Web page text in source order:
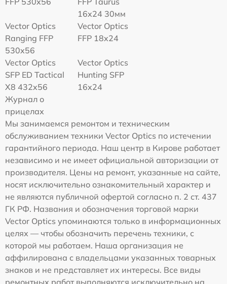
16x24 30мм
Vector Optics
Ranging FFP
530x56
Vector Optics
FFP 18x24
Vector Optics
SFP ED Tactical
X8 432x56
Vector Optics
Hunting SFP
16x24
Журнал о
прицелах
Мы занимаемся ремонтом и техническим
обслуживанием техники Vector Optics по истечении
гарантийного периода. Наш центр в Кирове работает
независимо и не имеет официальной авторизации от
производителя. Цены на ремонт, указанные на сайте,
носят исключительно ознакомительный характер и
не являются публичной офертой согласно п. 2 ст. 437
ГК РФ. Названия и обозначения торговой марки
Vector Optics упоминаются только в информационных
целях — чтобы обозначить перечень техники, с
которой мы работаем. Наша организация не
аффилирована с владельцами указанных товарных
знаков и не представляет их интересы. Все виды